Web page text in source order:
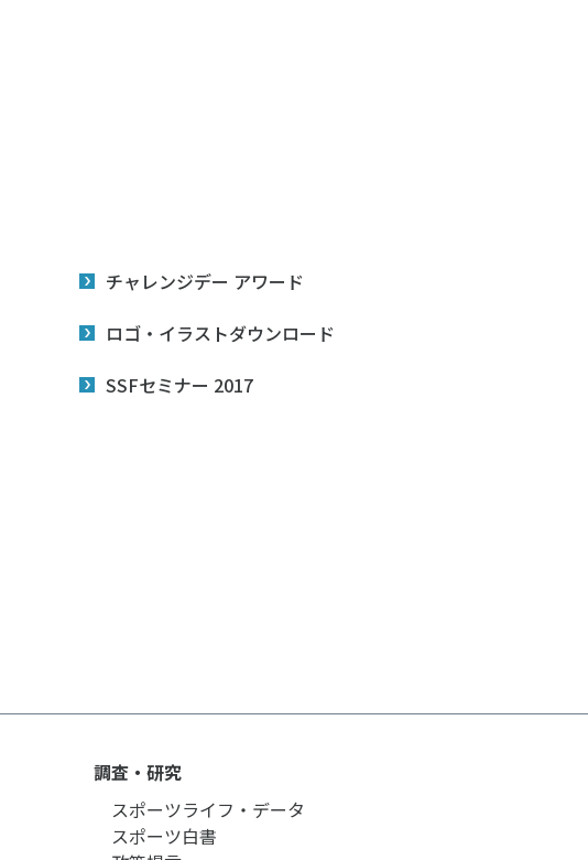
チャレンジデー アワード
ロゴ・イラストダウンロード
SSFセミナー 2017
調査・研究
スポーツライフ・データ
スポーツ白書